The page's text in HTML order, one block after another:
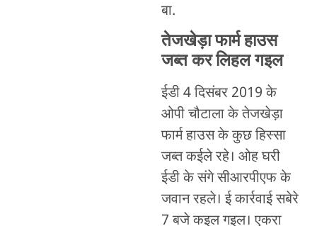
बा.
तेजखेड़ा फार्म हाउस
जब्त कर लिहल गइल
ईडी 4 दिसंबर 2019 के
ओपी चौटाला के तेजखेड़ा
फार्म हाउस के कुछ हिस्सा
जब्त कईले रहे। ओह घरी
ईडी के संगे सीआरपीएफ के
जवान रहले। ई कार्रवाई सबेरे
7 बजे कइल गइल। एकरा